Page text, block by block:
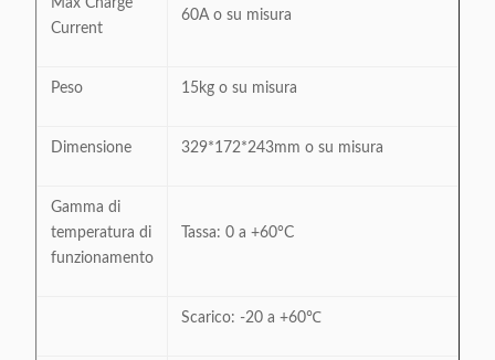
Max Charge
Current
60A o su misura
Peso 15kg o su misura
Dimensione 329*172*243mm o su misura
Gamma di
temperatura di
funzionamento
Tassa: 0 a +60°C
Scarico: -20 a +60℃